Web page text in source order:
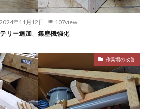
2024年11月12日 107view
リー追加、集塵機強化
作業場の改善